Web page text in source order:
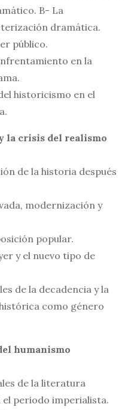
B- La
dramática.
público.
en la
historicismo en el
la crisis del realismo
de la historia después
modernización y
popular.
y el nuevo tipo de
de la decadencia y la
como género
humanismo
de la literatura
periodo imperialista.